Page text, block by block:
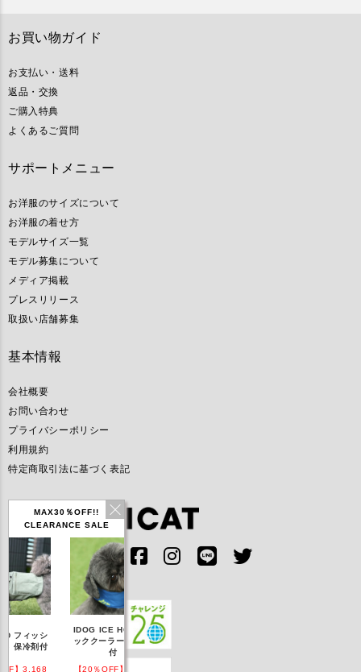
MAX30％OFF!!
CLEARANCE SALE
IDOG ICE HOLD ネ
ッククーラー 保冷剤
【20％OFF】1,760
テックタンク 遮熱
UVカット
お買い物ガイド
お支払い・送料
返品・交換
ご購入特典
よくあるご質問
サポートメニュー
お洋服のサイズについて
お洋服の着せ方
モデルサイズ一覧
モデル募集について
メディア掲載
プレスリリース
取扱い店舗募集
基本情報
会社概要
お問い合わせ
プライバシーポリシー
利用規約
特定商取引法に基づく表記